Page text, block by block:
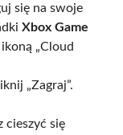
się na swoje
Xbox Game
„Cloud
„Zagraj”.
cieszyć się